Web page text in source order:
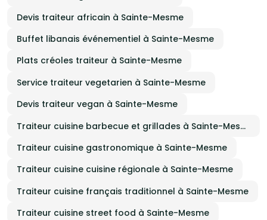
Devis traiteur africain à Sainte-Mesme
Buffet libanais événementiel à Sainte-Mesme
Plats créoles traiteur à Sainte-Mesme
Service traiteur vegetarien à Sainte-Mesme
Devis traiteur vegan à Sainte-Mesme
Traiteur cuisine barbecue et grillades à Sainte-Mesme
Traiteur cuisine gastronomique à Sainte-Mesme
Traiteur cuisine cuisine régionale à Sainte-Mesme
Traiteur cuisine français traditionnel à Sainte-Mesme
Traiteur cuisine street food à Sainte-Mesme